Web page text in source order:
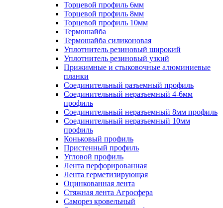
Торцевой профиль 6мм
Торцевой профиль 8мм
Торцевой профиль 10мм
Термошайба
Термошайба силиконовая
Уплотнитель резиновый широкий
Уплотнитель резиновый узкий
Прижимные и стыковочные алюминиевые
планки
Соединительный разъемный профиль
Соединительный неразъемный 4-6мм
профиль
Соединительный неразъемный 8мм профиль
Соединительный неразъемный 10мм
профиль
Коньковый профиль
Пристенный профиль
Угловой профиль
Лента перфорированная
Лента герметизирующая
Оцинкованная лента
Стяжная лента Агросфера
Саморез кровельный